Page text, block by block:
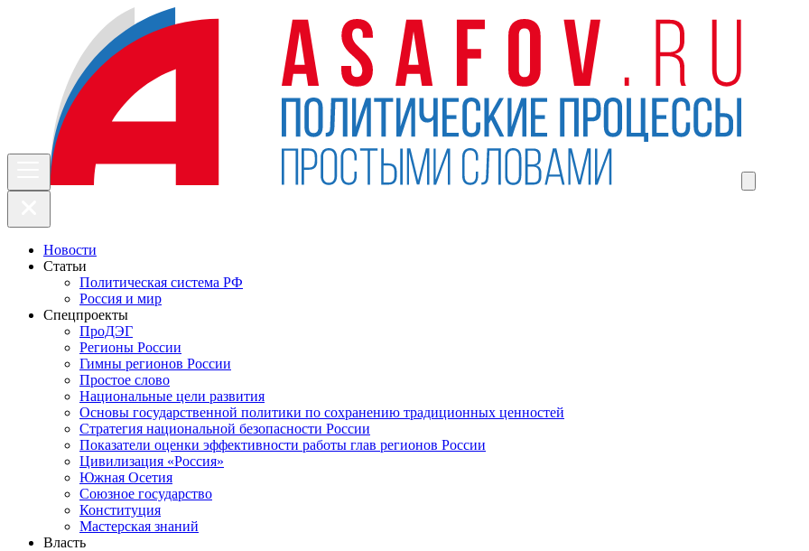
Новости
Статьи
Политическая система РФ
Россия и мир
Спецпроекты
ПроДЭГ
Регионы России
Гимны регионов России
Простое слово
Национальные цели развития
Основы государственной политики по сохранению традиционных ценностей
Стратегия национальной безопасности России
Показатели оценки эффективности работы глав регионов России
Цивилизация «Россия»
Южная Осетия
Союзное государство
Конституция
Мастерская знаний
Власть